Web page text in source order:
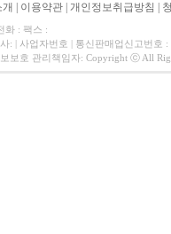
이용약관 개인정보취급방침
화 : 팩스 :
: | 사업자번호 | 통신판매업신고번호 :
보호 관리책임자: Copyright ⓒ All